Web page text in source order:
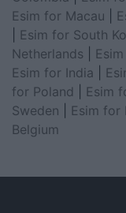
Esim for Macau
Esim for South
Netherlands
Esim for India
for Poland
Esim
Sweden
Esim for
Belgium